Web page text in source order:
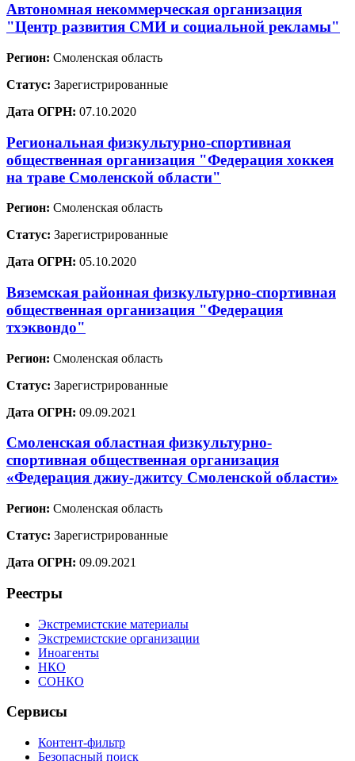
Автономная некоммерческая организация
"Центр развития СМИ и социальной рекламы"
Регион: Смоленская область
Статус: Зарегистрированные
Дата ОГРН: 07.10.2020
Региональная физкультурно-спортивная
общественная организация "Федерация хоккея
на траве Смоленской области"
Регион: Смоленская область
Статус: Зарегистрированные
Дата ОГРН: 05.10.2020
Вяземская районная физкультурно-спортивная
общественная организация "Федерация
тхэквондо"
Регион: Смоленская область
Статус: Зарегистрированные
Дата ОГРН: 09.09.2021
Смоленская областная физкультурно-
спортивная общественная организация
«Федерация джиу-джитсу Смоленской области»
Регион: Смоленская область
Статус: Зарегистрированные
Дата ОГРН: 09.09.2021
Реестры
Экстремистские материалы
Экстремистские организации
Иноагенты
НКО
СОНКО
Сервисы
Контент-фильтр
Безопасный поиск